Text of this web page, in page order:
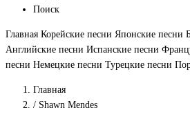
Поиск
Главная Корейские песни Японские песни
Английские песни Испанские песни
песни Немецкие песни Турецкие песни
Главная
/ Shawn Mendes